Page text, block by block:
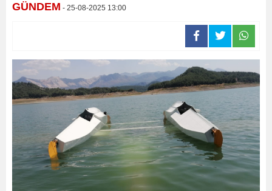
GÜNDEM - 25-08-2025 13:00